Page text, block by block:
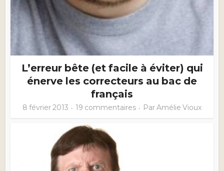
L’erreur bête (et facile à éviter) qui
énerve les correcteurs au bac de
français
8 février 2013 19 commentaires ParAmélie Vioux